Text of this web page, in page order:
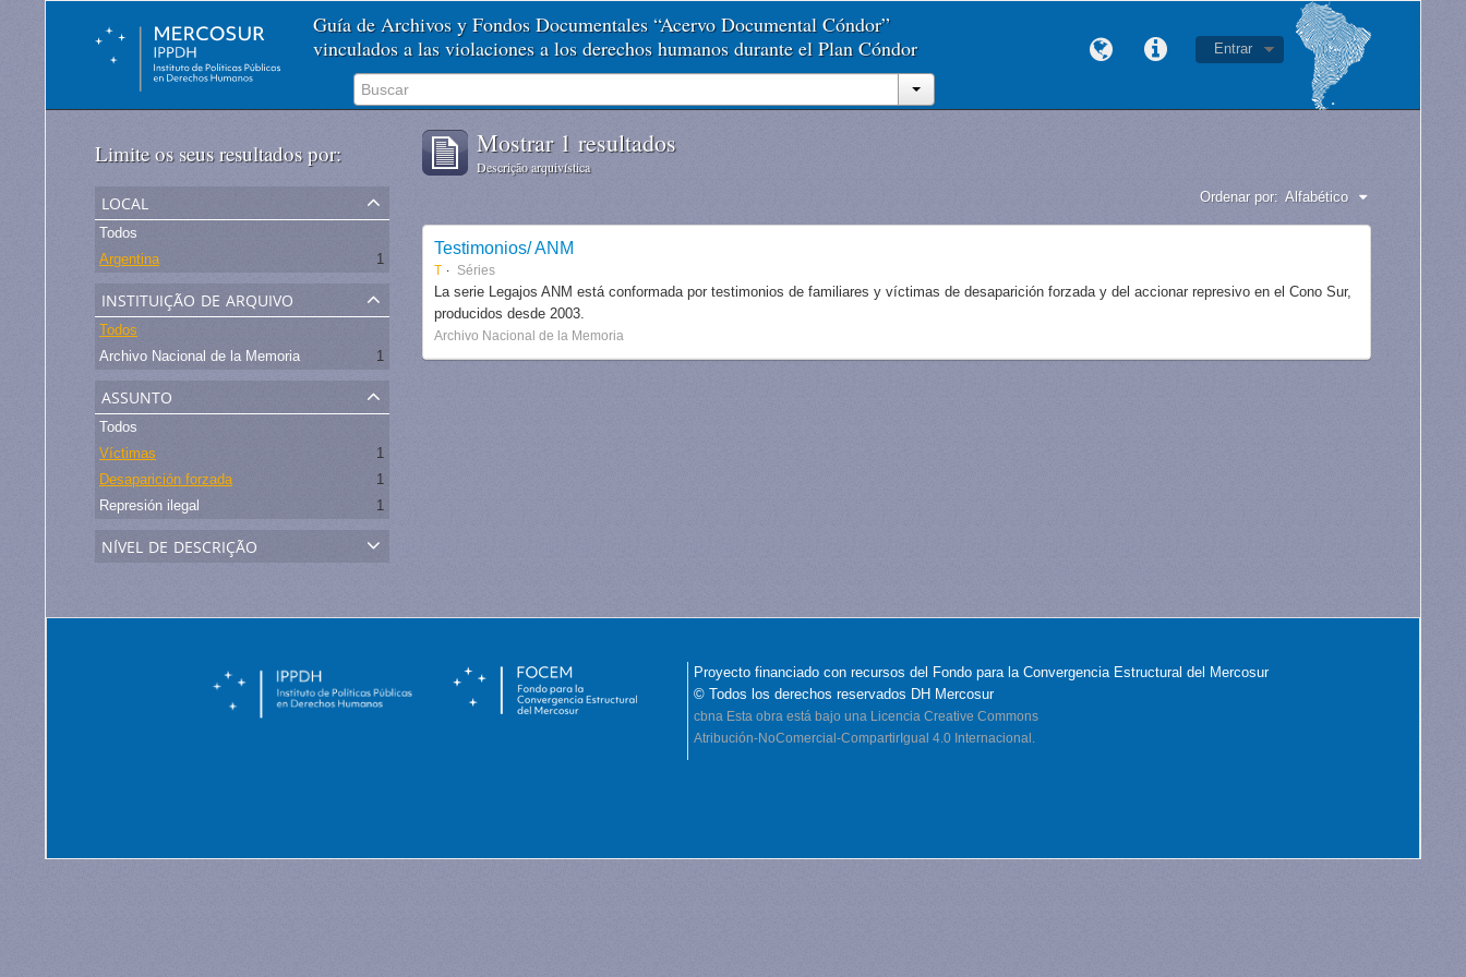
Guía de Archivos y Fondos Documentales “Acervo Documental Cóndor”
vinculados a las violaciones a los derechos humanos durante el Plan Cóndor
Entrar
Limite os seus resultados por:
local
Todos
Argentina
1
instituição de arquivo
Todos
Archivo Nacional de la Memoria
1
assunto
Todos
Víctimas
1
Desaparición forzada
1
Represión ilegal
1
nível de descrição
Mostrar 1 resultados
Descrição arquivística
Ordenar por: Alfabético
Testimonios/ ANM
T Séries
La serie Legajos ANM está conformada por testimonios de familiares y víctimas de desaparición forzada y del accionar represivo en el Cono Sur,
producidos desde 2003.
Archivo Nacional de la Memoria
Proyecto financiado con recursos del Fondo para la Convergencia Estructural del Mercosur
© Todos los derechos reservados DH Mercosur
cbna Esta obra está bajo una Licencia Creative Commons
Atribución-NoComercial-CompartirIgual 4.0 Internacional.